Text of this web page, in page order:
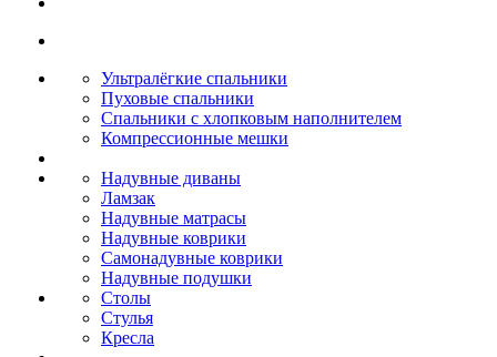
Ультралёгкие спальники
Пуховые спальники
Спальники с хлопковым наполнителем
Компрессионные мешки
Надувные диваны
Ламзак
Надувные матрасы
Надувные коврики
Самонадувные коврики
Надувные подушки
Столы
Стулья
Кресла